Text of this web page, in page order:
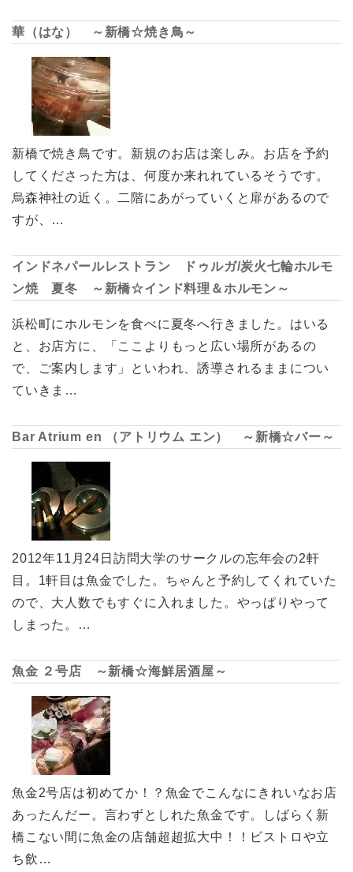
華（はな） ～新橋☆焼き鳥～
新橋で焼き鳥です。新規のお店は楽しみ。お店を予約
してくださった方は、何度か来れれているそうです。
烏森神社の近く。二階にあがっていくと扉があるので
すが、…
インドネパールレストラン ドゥルガ/炭火七輪ホルモ
ン焼 夏冬 ～新橋☆インド料理＆ホルモン～
浜松町にホルモンを食べに夏冬へ行きました。はいる
と、お店方に、「ここよりもっと広い場所があるの
で、ご案内します」といわれ、誘導されるままについ
ていきま…
Bar Atrium en （アトリウム エン） ～新橋☆バー～
2012年11月24日訪問大学のサークルの忘年会の2軒
目。1軒目は魚金でした。ちゃんと予約してくれていた
ので、大人数でもすぐに入れました。やっぱりやって
しまった。…
魚金 ２号店 ～新橋☆海鮮居酒屋～
魚金2号店は初めてか！？魚金でこんなにきれいなお店
あったんだー。言わずとしれた魚金です。しばらく新
橋こない間に魚金の店舗超超拡大中！！ビストロや立
ち飲…